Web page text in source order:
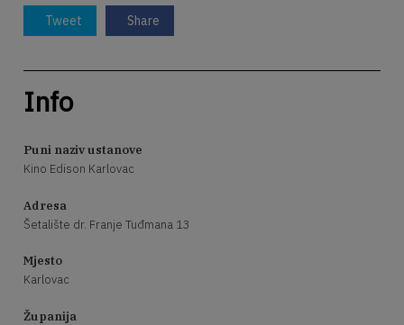
Tweet Share
Info
Puni naziv ustanove
Kino Edison Karlovac
Adresa
Šetalište dr. Franje Tuđmana 13
Mjesto
Karlovac
Županija